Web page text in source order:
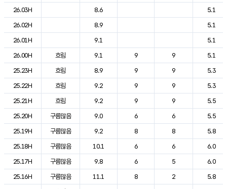
26.03H
8.6
5.1
26.02H
8.9
5.1
26.01H
9.1
5.1
26.00H
흐림 9.1 9 9
5.1
25.23H
흐림 8.9 9 9
5.3
25.22H
흐림 9.2 9 9
5.3
25.21H
흐림 9.2 9 9
5.5
25.20H
구름많음 9.0 6 6
5.5
25.19H
구름많음 9.2 8 8
5.8
25.18H
구름많음 10.1 6 6
6.0
25.17H
구름많음 9.8 6 5
6.0
25.16H
구름많음 11.1 8 2
5.8